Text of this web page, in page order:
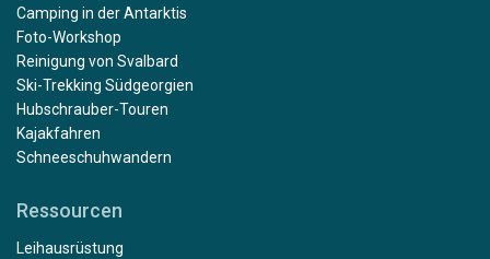
Camping in der Antarktis
Foto-Workshop
Reinigung von Svalbard
Ski-Trekking Südgeorgien
Hubschrauber-Touren
Kajakfahren
Schneeschuhwandern
Ressourcen
Leihausrüstung